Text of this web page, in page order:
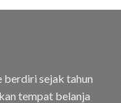
berdiri sejak tahun
tempat belanja